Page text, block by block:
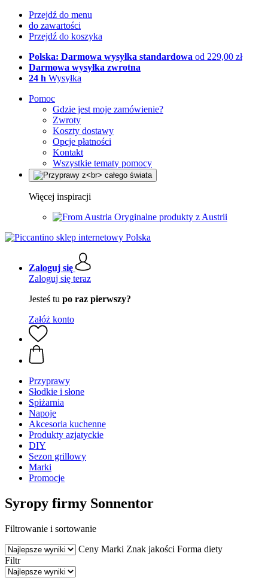
Przejdź do menu
do zawartości
Przejdź do koszyka
Polska: Darmowa wysyłka standardowa od 229,00 zł
Darmowa wysyłka zwrotna
24 h Wysyłka
Pomoc
Gdzie jest moje zamówienie?
Zwroty
Koszty dostawy
Opcje płatności
Kontakt
Wszystkie tematy pomocy
Więcej inspiracji
Oryginalne produkty z Austrii
Zaloguj się
Zaloguj się teraz
Jesteś tu po raz pierwszy?
Załóż konto
Przyprawy
Słodkie i słone
Spiżarnia
Napoje
Akcesoria kuchenne
Produkty azjatyckie
DIY
Sezon grillowy
Marki
Promocje
Syropy firmy Sonnentor
Filtrowanie i sortowanie
Ceny Marki Znak jakości Forma diety
Filtr